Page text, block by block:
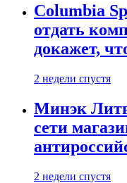
Columbia
отдать
докажет,
2 недели спустя
Минэк
сети
2 недели спустя